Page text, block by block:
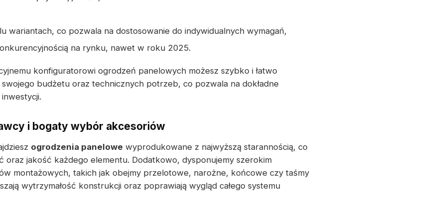
wariantach, co pozwala na dostosowanie do indywidualnych wymagań,
na rynku, nawet w roku 2025.
konfiguratorowi ogrodzeń panelowych możesz szybko i łatwo
budżetu oraz technicznych potrzeb, co pozwala na dokładne
i bogaty wybór akcesoriów
ogrodzenia panelowe wyprodukowane z najwyższą starannością, co
oraz jakość każdego elementu. Dodatkowo, dysponujemy szerokim
montażowych, takich jak obejmy przelotowe, narożne, końcowe czy taśmy
wytrzymałość konstrukcji oraz poprawiają wygląd całego systemu